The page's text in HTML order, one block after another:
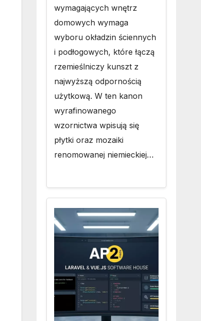
uniwersalny styl
wymagających wnętrz
domowych wymaga
wyboru okładzin ściennych
i podłogowych, które łączą
rzemieślniczy kunszt z
najwyższą odpornością
użytkową. W ten kanon
wyrafinowanego
wzornictwa wpisują się
płytki oraz mozaiki
renomowanej niemieckiej…